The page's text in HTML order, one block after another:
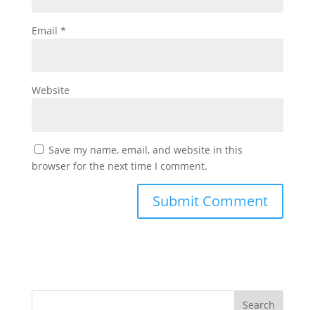
Email *
Website
Save my name, email, and website in this
browser for the next time I comment.